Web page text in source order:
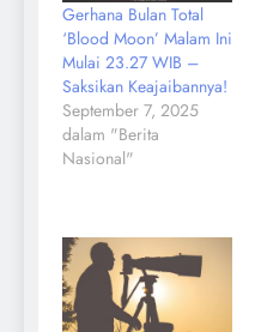
Gerhana Bulan Total
‘Blood Moon’ Malam Ini
Mulai 23.27 WIB –
Saksikan Keajaibannya!
September 7, 2025
dalam "Berita
Nasional"